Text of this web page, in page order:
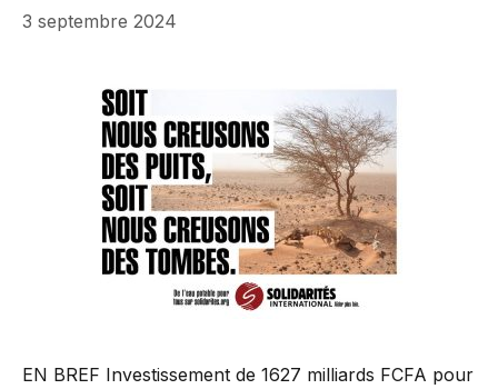
3 septembre 2024
EN BREF Investissement de 1627 milliards FCFA pour